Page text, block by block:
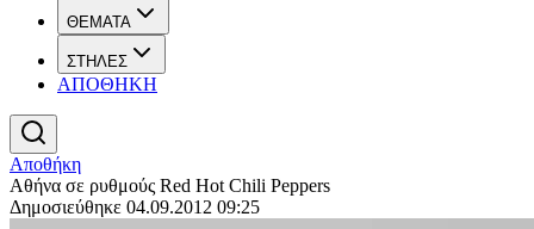
ΘΕΜΑΤΑ
ΣΤΗΛΕΣ
ΑΠΟΘΗΚΗ
Αποθήκη
Αθήνα σε ρυθμούς Red Hot Chili Peppers
Δημοσιεύθηκε 04.09.2012 09:25